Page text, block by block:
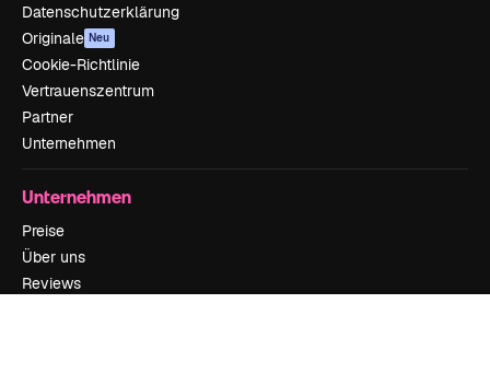
Datenschutzerklärung
Originale Neu
Cookie-Richtlinie
Vertrauenszentrum
Partner
Unternehmen
Unternehmen
Preise
Über uns
Reviews